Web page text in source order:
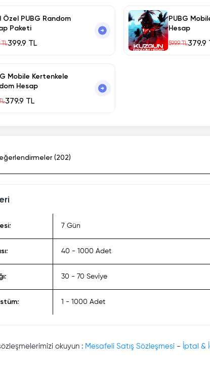
Özel PUBG Random
Paketi
TL399.9 TL
PUBG
Hesap
599.9 TL379.9
Mobile Kertenkele
Hesap
379.9 TL
(202)
7 Gün
40 - 1000 Adet
30 - 70 Seviye
1 - 1000 Adet
okuyun : Mesafeli Satış Sözleşmesi - İptal &